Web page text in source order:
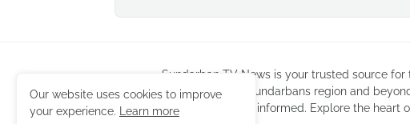
Sundarban TV News is your trusted source
coverage of the Sundarbans region and
news to keep you informed. Explore the heart
Our website uses cookies to improve
your experience.
Learn more